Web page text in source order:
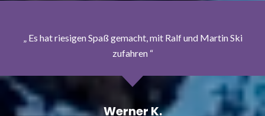
Es hat riesigen Spaß gemacht, mit Ralf und Martin Ski
zufahren
Werner K.